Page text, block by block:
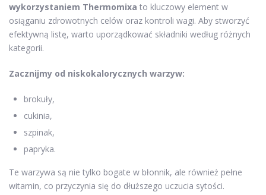
wykorzystaniem Thermomixa to kluczowy element w
osiąganiu zdrowotnych celów oraz kontroli wagi. Aby stworzyć
efektywną listę, warto uporządkować składniki według różnych
kategorii.
Zacznijmy od niskokalorycznych warzyw:
brokuły,
cukinia,
szpinak,
papryka.
Te warzywa są nie tylko bogate w błonnik, ale również pełne
witamin, co przyczynia się do dłuższego uczucia sytości.